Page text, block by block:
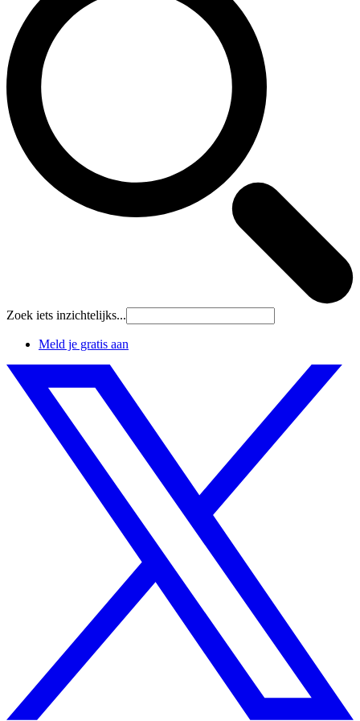
Zoek iets inzichtelijks...
Meld je gratis aan